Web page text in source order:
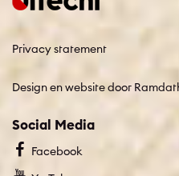
Privacy statement
Design en website door
Social Media
Facebook